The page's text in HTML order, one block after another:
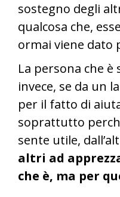
sostegno degli
qualcosa che,
ormai viene dato
La persona che
invece, se da un
per il fatto di
soprattutto
sente utile,
altri ad
che è, ma per